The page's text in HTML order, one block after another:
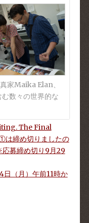
家Maika Elan、
数々の世界的な
The Final
は締め切りましたの
募締め切り9月29
（月）午前11時か